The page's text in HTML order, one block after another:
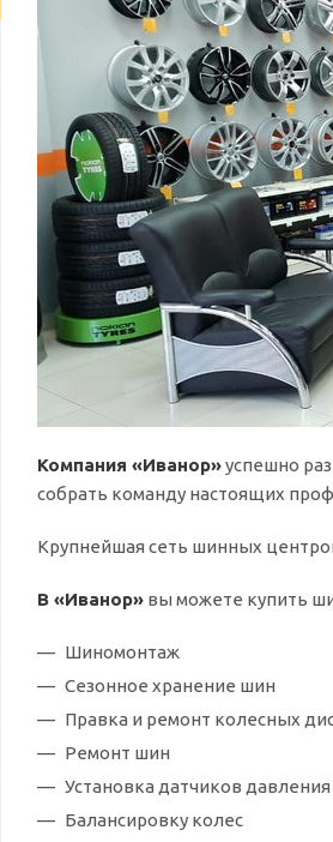
Компания «Иванор»успешно
собрать команду настоящих
Крупнейшая сеть шинных
В «Иванор» вы можете купить
Шиномонтаж
Сезонное хранение шин
Правка и ремонт колесных
Ремонт шин
Установка датчиков давления
Балансировку колес